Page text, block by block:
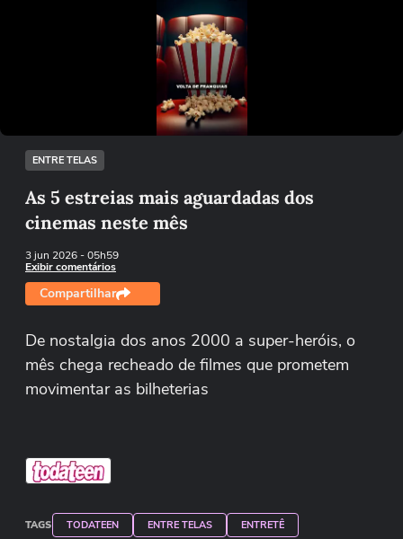
Não foi possível reproduzir o vídeo
Tentar novamente
ENTRE TELAS
As 5 estreias mais aguardadas dos
cinemas neste mês
3 jun 2026- 05h59
Exibir comentários
Compartilhar
De nostalgia dos anos 2000 a super-heróis, o
mês chega recheado de filmes que prometem
movimentar as bilheterias
TAGS TODATEEN ENTRE TELAS ENTRETÊ